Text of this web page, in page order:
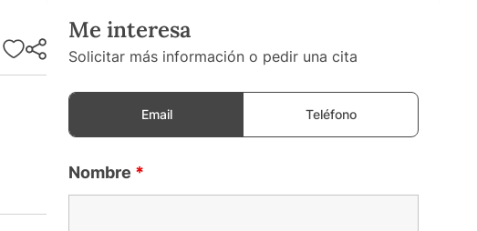
Me interesa
Solicitar más información o pedir una cita
Email Teléfono
Nombre *